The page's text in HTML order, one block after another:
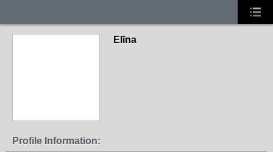
Elīna
Profile Information: